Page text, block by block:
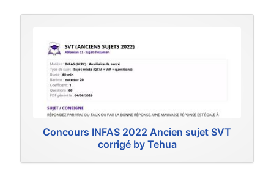
Concours INFAS 2022 Ancien sujet SVT
corrigé by Tehua